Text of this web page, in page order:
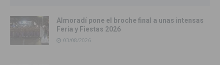
Almoradí pone el broche final a unas intensas
Feria y Fiestas 2026
03/08/2026